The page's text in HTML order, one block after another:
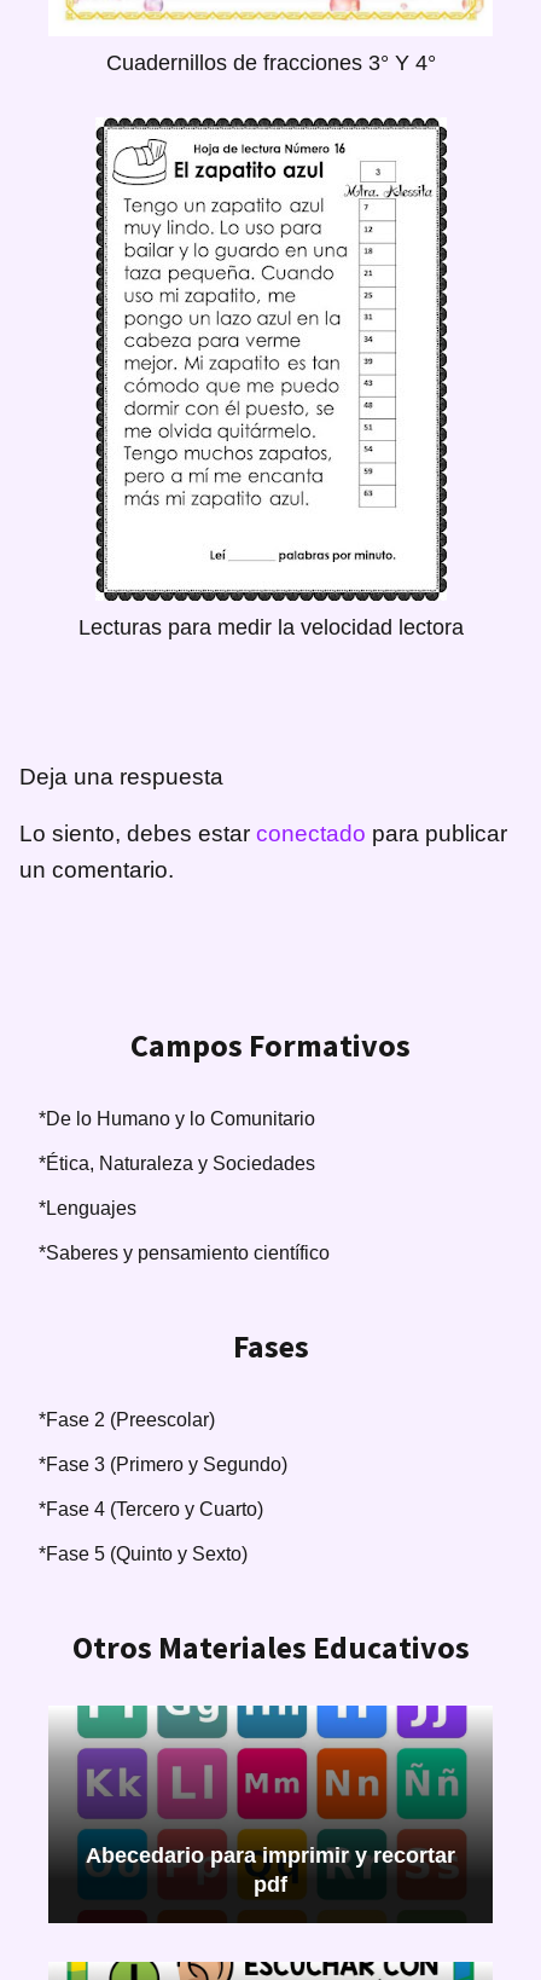
Cuadernillos de fracciones 3° Y 4°
Lecturas para medir la velocidad lectora
Deja una respuesta
Lo siento, debes estar conectado para publicar
un comentario.
Campos Formativos
*De lo Humano y lo Comunitario
*Ética, Naturaleza y Sociedades
*Lenguajes
*Saberes y pensamiento científico
Fases
*Fase 2 (Preescolar)
*Fase 3 (Primero y Segundo)
*Fase 4 (Tercero y Cuarto)
*Fase 5 (Quinto y Sexto)
Otros Materiales Educativos
Abecedario para imprimir y recortar
pdf